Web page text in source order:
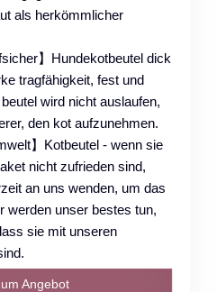
als herkömmlicher
】Hundekotbeutel dick
tragfähigkeit, fest und
wird nicht auslaufen,
den kot aufzunehmen.
】Kotbeutel - wenn sie
nicht zufrieden sind,
an uns wenden, um das
werden unser bestes tun,
sie mit unseren
Angebot